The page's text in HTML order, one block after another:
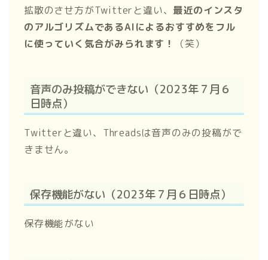
拡散のさせ方がTwitterと違い、 最近のインスタ
のアルゴリズムであるAIによるおすすめをフル
に使っていく気合がみられます！
（笑）
音声のみ投稿ができない（2023年７月６
日時点）
Twitterと違い、Threadsは音声のみの投稿がで
きません。
保存機能がない（2023年７月６日時点）
保存機能がない